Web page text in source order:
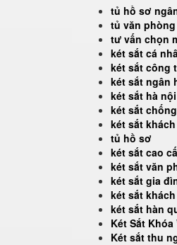
tủ hồ sơ
tủ văn phòng
tư vấn chọn
két sắt cá
két sắt công
két sắt ngân
két sắt hà nội
két sắt
két sắt
tủ hồ sơ
két sắt cao
két sắt văn
két sắt gia
két sắt
két sắt hàn
Két Sắt Khóa
Két sắt thu